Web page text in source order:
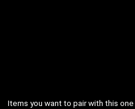
Items you want to pair with this one